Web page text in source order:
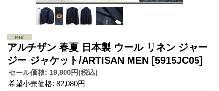
アルチザン 春夏 日本製 ウール リネン ジャー
ジー ジャケット/ARTISAN MEN [5915JC05]
セール価格: 19,800円(税込)
希望小売価格: 82,080円